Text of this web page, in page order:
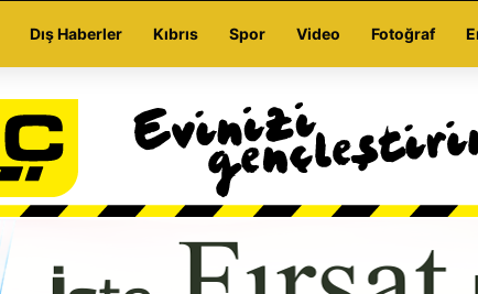
Dış Haberler Kıbrıs Spor Video Fotoğraf